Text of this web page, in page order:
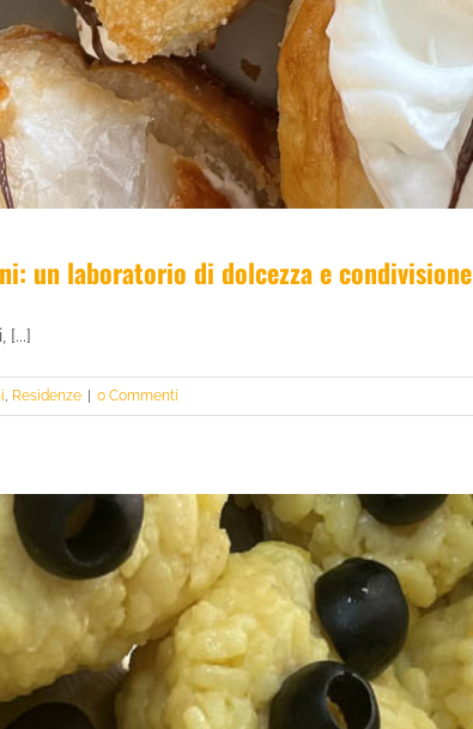
un laboratorio di dolcezza e condivisione
[...]
, Residenze 0 Commenti